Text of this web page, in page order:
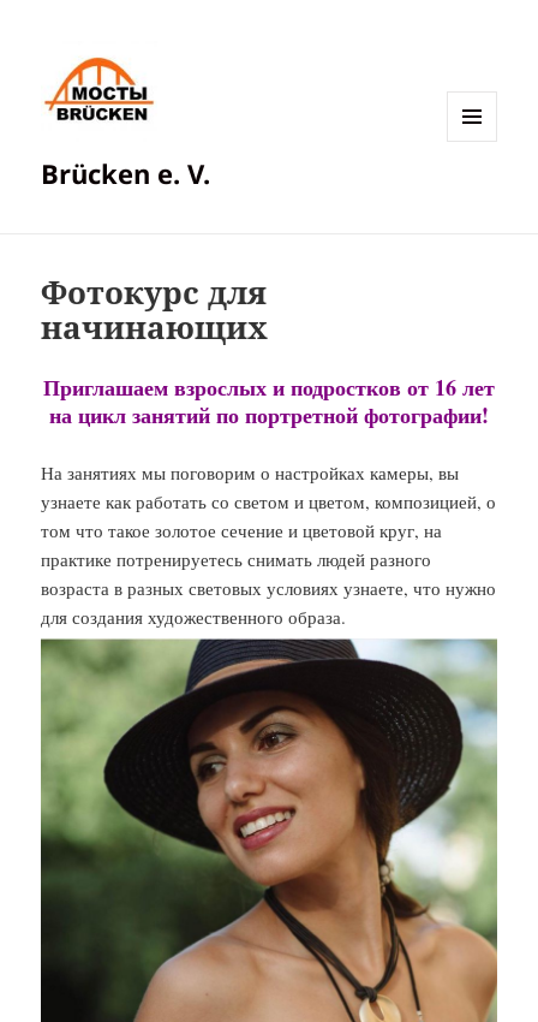
Brücken e. V.
Фотокурс для
начинающих
Приглашаем взрослых и подростков от 16 лет
на цикл занятий по портретной фотографии!
На занятиях мы поговорим о настройках камеры, вы
узнаете как работать со светом и цветом, композицией, о
том что такое золотое сечение и цветовой круг, на
практике потренируетесь снимать людей разного
возраста в разных световых условиях узнаете, что нужно
для создания художественного образа.